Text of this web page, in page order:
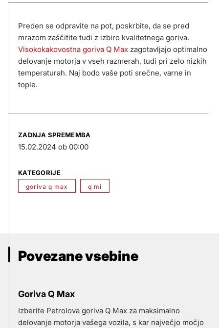
Preden se odpravite na pot, poskrbite, da se pred
mrazom zaščitite tudi z izbiro kvalitetnega goriva.
Visokokakovostna goriva Q Max zagotavljajo optimalno
delovanje motorja v vseh razmerah, tudi pri zelo nizkih
temperaturah. Naj bodo vaše poti srečne, varne in
tople.
ZADNJA SPREMEMBA
15.02.2024 ob 00:00
KATEGORIJE
goriva q max q mi
Povezane vsebine
Goriva Q Max
Izberite Petrolova goriva Q Max za maksimalno
delovanje motorja vašega vozila, s kar največjo močjo